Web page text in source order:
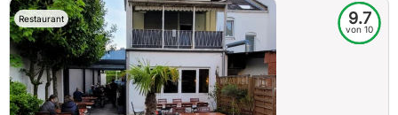
Restaurant 9.7
von 10